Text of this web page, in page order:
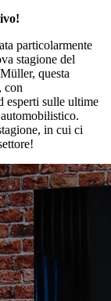
particolarmente
stagione del
questa
con
esperti sulle ultime
in cui ci